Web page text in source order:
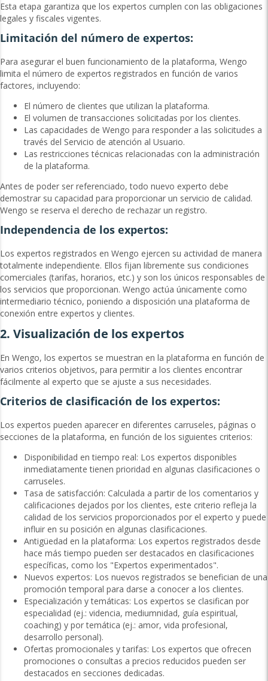
Esta etapa garantiza que los expertos cumplen con las obligaciones
legales y fiscales vigentes.
Limitación del número de expertos:
Para asegurar el buen funcionamiento de la plataforma, Wengo
limita el número de expertos registrados en función de varios
factores, incluyendo:
El número de clientes que utilizan la plataforma.
El volumen de transacciones solicitadas por los clientes.
Las capacidades de Wengo para responder a las solicitudes a
través del Servicio de atención al Usuario.
Las restricciones técnicas relacionadas con la administración
de la plataforma.
Antes de poder ser referenciado, todo nuevo experto debe
demostrar su capacidad para proporcionar un servicio de calidad.
Wengo se reserva el derecho de rechazar un registro.
Independencia de los expertos:
Los expertos registrados en Wengo ejercen su actividad de manera
totalmente independiente. Ellos fijan libremente sus condiciones
comerciales (tarifas, horarios, etc.) y son los únicos responsables de
los servicios que proporcionan. Wengo actúa únicamente como
intermediario técnico, poniendo a disposición una plataforma de
conexión entre expertos y clientes.
2. Visualización de los expertos
En Wengo, los expertos se muestran en la plataforma en función de
varios criterios objetivos, para permitir a los clientes encontrar
fácilmente al experto que se ajuste a sus necesidades.
Criterios de clasificación de los expertos:
Los expertos pueden aparecer en diferentes carruseles, páginas o
secciones de la plataforma, en función de los siguientes criterios:
Disponibilidad en tiempo real: Los expertos disponibles
inmediatamente tienen prioridad en algunas clasificaciones o
carruseles.
Tasa de satisfacción: Calculada a partir de los comentarios y
calificaciones dejados por los clientes, este criterio refleja la
calidad de los servicios proporcionados por el experto y puede
influir en su posición en algunas clasificaciones.
Antigüedad en la plataforma: Los expertos registrados desde
hace más tiempo pueden ser destacados en clasificaciones
específicas, como los "Expertos experimentados".
Nuevos expertos: Los nuevos registrados se benefician de una
promoción temporal para darse a conocer a los clientes.
Especialización y temáticas: Los expertos se clasifican por
especialidad (ej.: videncia, mediumnidad, guía espiritual,
coaching) y por temática (ej.: amor, vida profesional,
desarrollo personal).
Ofertas promocionales y tarifas: Los expertos que ofrecen
promociones o consultas a precios reducidos pueden ser
destacados en secciones dedicadas.